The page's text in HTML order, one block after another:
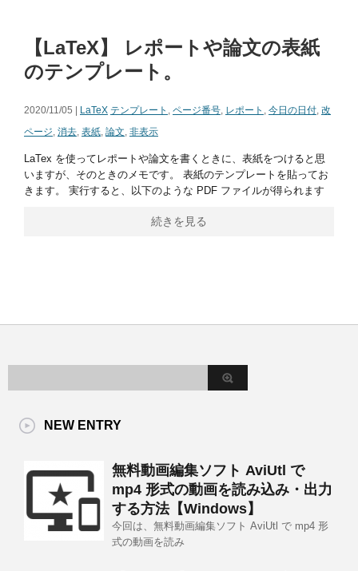
【LaTeX】 レポートや論文の表紙
のテンプレート。
2020/11/05 | LaTeX テンプレート , ページ番号, レポート , 今日の日付, 改
ページ, 消去, 表紙, 論文, 非表示
LaTex を使ってレポートや論文を書くときに、表紙をつけると思
いますが、そのときのメモです。 表紙のテンプレートを貼ってお
きます。 実行すると、以下のような PDF ファイルが得られます
続きを見る
NEW ENTRY
無料動画編集ソフト AviUtl で
mp4 形式の動画を読み込み・出力
する方法【Windows】
今回は、無料動画編集ソフト AviUtl で mp4 形
式の動画を読み